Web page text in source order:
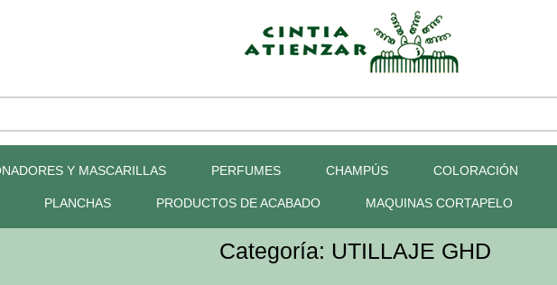
Y MASCARILLAS PERFUMES CHAMPÚS COLORACIÓN
PLANCHAS PRODUCTOS DE ACABADO MAQUINAS CORTAPELO
Categoría: UTILLAJE GHD